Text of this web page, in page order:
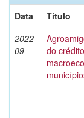
Data
Título
2022-
09
do